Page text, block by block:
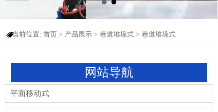
当前位置:首页 > 产品展示 >巷道堆垛式 >巷道堆垛式
网站导航
平面移动式